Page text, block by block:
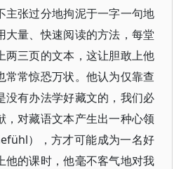
主张过分地拘泥于一字一句地
大量、快速阅读的方法，每堂
两三页的文本，这让胆敢上他
常常惊恐万状。他认为仅靠查
没有办法学好藏文的，我们必
，对藏语文本产生出一种心领
），方才可能成为一名好
他的课时，他毫不客气地对我